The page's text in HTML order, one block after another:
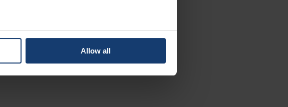
to within several meters
Allow all